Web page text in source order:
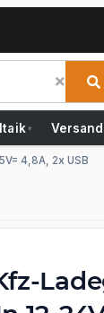
▾ Versand
4,8A, 2x USB